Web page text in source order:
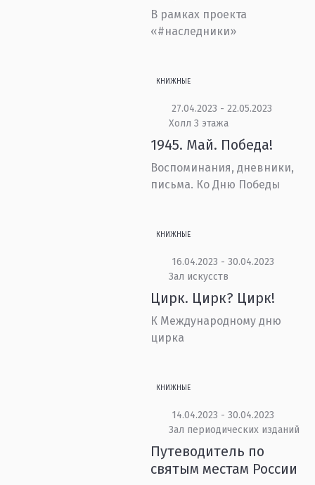
В рамках проекта
«#наследники»
КНИЖНЫЕ
27.04.2023 - 22.05.2023
Холл 3 этажа
1945. Май. Победа!
Воспоминания, дневники,
письма. Ко Дню Победы
КНИЖНЫЕ
16.04.2023 - 30.04.2023
Зал искусств
Цирк. Цирк? Цирк!
К Международному дню
цирка
КНИЖНЫЕ
14.04.2023 - 30.04.2023
Зал периодических изданий
Путеводитель по
святым местам России